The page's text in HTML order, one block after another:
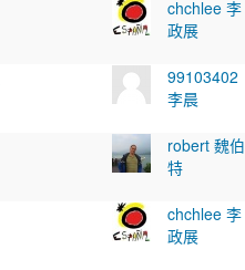
chchlee 李
政展
99103402
李晨
robert 魏伯
特
chchlee 李
政展